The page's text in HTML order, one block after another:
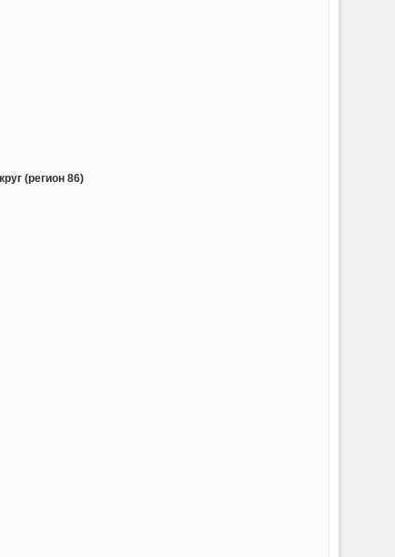
(регион 86)